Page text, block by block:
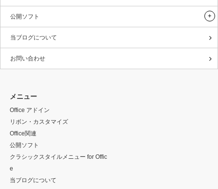
公開ソフト
当ブログについて
お問い合わせ
メニュー
Office アドイン
リボン・カスタマイズ
Office関連
公開ソフト
クラシックスタイルメニュー for Offic
e
当ブログについて